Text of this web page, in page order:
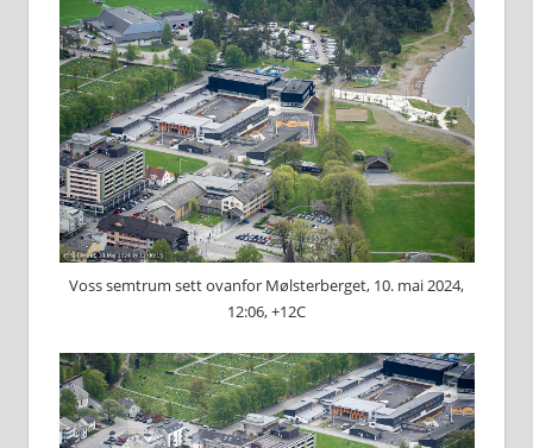
Voss semtrum sett ovanfor Mølsterberget, 10. mai 2024,
12:06, +12C